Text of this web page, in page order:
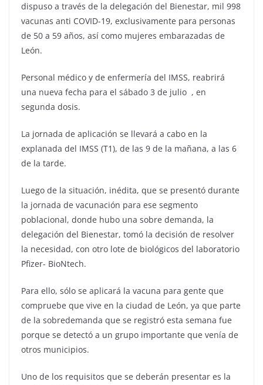
dispuso a través de la delegación del Bienestar, mil 998
vacunas anti COVID-19, exclusivamente para personas
de 50 a 59 años, así como mujeres embarazadas de
León.
Personal médico y de enfermería del IMSS, reabrirá
una nueva fecha para el sábado 3 de julio , en
segunda dosis.
La jornada de aplicación se llevará a cabo en la
explanada del IMSS (T1), de las 9 de la mañana, a las 6
de la tarde.
Luego de la situación, inédita, que se presentó durante
la jornada de vacunación para ese segmento
poblacional, donde hubo una sobre demanda, la
delegación del Bienestar, tomó la decisión de resolver
la necesidad, con otro lote de biológicos del laboratorio
Pfizer- BioNtech.
Para ello, sólo se aplicará la vacuna para gente que
compruebe que vive en la ciudad de León, ya que parte
de la sobredemanda que se registró esta semana fue
porque se detectó a un grupo importante que venía de
otros municipios.
Uno de los requisitos que se deberán presentar es la